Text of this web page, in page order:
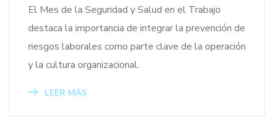
El Mes de la Seguridad y Salud en el Trabajo
destaca la importancia de integrar la prevención de
riesgos laborales como parte clave de la operación
y la cultura organizacional.
LEER MÁS